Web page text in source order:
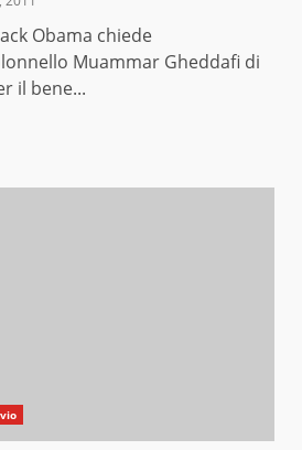
Obama chiede
Muammar Gheddafi di
il bene...